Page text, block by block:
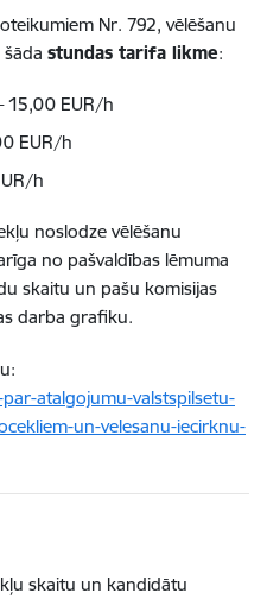
Nr. 792, vēlēšanu
stundas tarifa likme:
15,00 EUR/h
EUR/h
h
noslodze vēlēšanu
no pašvaldības lēmuma
skaitu un pašu komisijas
darba grafiku.
atalgojumu-valstspilsetu-
un-velesanu-iecirknu-
skaitu un kandidātu